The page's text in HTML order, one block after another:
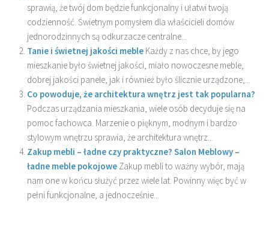
sprawią, że twój dom będzie funkcjonalny i ułatwi twoją
codzienność. Świetnym pomysłem dla właścicieli domów
jednorodzinnych są odkurzacze centralne...
Tanie i świetnej jakości meble Każdy z nas chce, by jego
mieszkanie było świetnej jakości, miało nowoczesne meble,
dobrej jakości panele, jak i również było ślicznie urządzone,...
Co powoduje, że architektura wnętrz jest tak popularna?
Podczas urządzania mieszkania, wiele osób decyduje się na
pomoc fachowca. Marzenie o pięknym, modnym i bardzo
stylowym wnętrzu sprawia, że architektura wnętrz...
Zakup mebli – ładne czy praktyczne? Salon Meblowy –
ładne meble pokojowe Zakup mebli to ważny wybór, mają
nam one w końcu służyć przez wiele lat. Powinny więc być w
pełni funkcjonalne, a jednocześnie...